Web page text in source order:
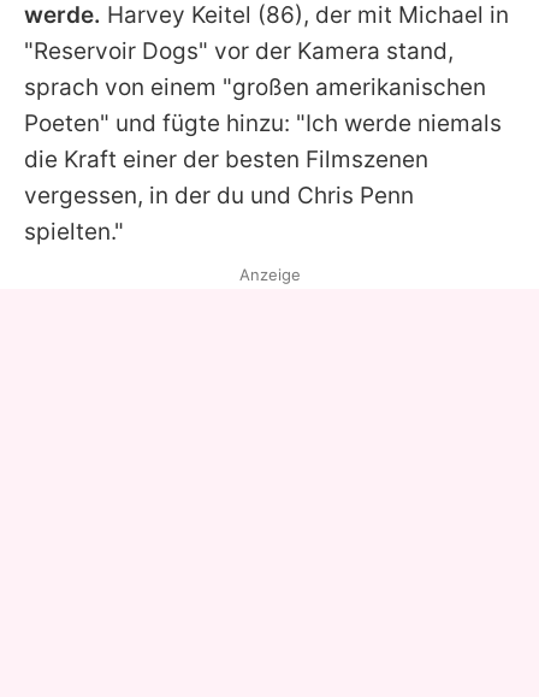
werde. Harvey Keitel (86), der mit Michael in
"Reservoir Dogs" vor der Kamera stand,
sprach von einem "großen amerikanischen
Poeten" und fügte hinzu: "Ich werde niemals
die Kraft einer der besten Filmszenen
vergessen, in der du und Chris Penn
spielten."
Anzeige